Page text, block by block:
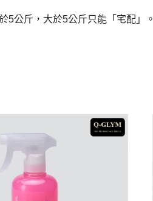
5公斤，大於5公斤只能「宅配」。